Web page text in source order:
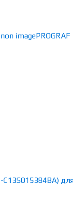
imagePROGRAF